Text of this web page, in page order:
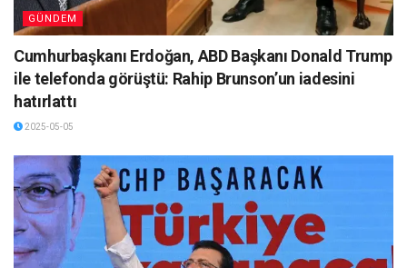
GÜNDEM
Cumhurbaşkanı Erdoğan, ABD Başkanı Donald Trump
ile telefonda görüştü: Rahip Brunson’un iadesini
hatırlattı
2025-05-05